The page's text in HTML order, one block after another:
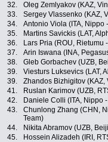
32.
Oleg Zemlyakov (KAZ,
33.
Sergey Vlassenko (KAZ,
34.
Antonio Viola (ITA, Nippo
35.
Martins Savickis (LAT,
36.
Lars Pria (ROU, Rietumu
37.
Arin Iswana (INA,
38.
Gleb Gorbachev (UZB,
39.
Viesturs Luksevics (LAT,
39.
Zhandos Bizhigitov (KAZ,
41.
Ruslan Karimov (UZB,
42.
Daniele Colli (ITA, Nippo
43.
Chunlong Zhang (CHN,
Team)
44. Nikita Abramov (UZB,
45.
Hossein Alizadeh (IRI,